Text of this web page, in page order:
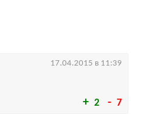
2 7
17.04.2015 в 11:39